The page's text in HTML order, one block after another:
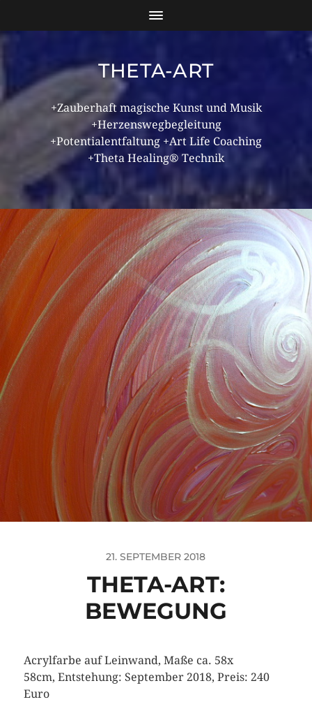
THETA-ART
+Zauberhaft magische Kunst und Musik
+Herzenswegbegleitung
+Potentialentfaltung +Art Life Coaching
+Theta Healing® Technik
21. SEPTEMBER 2018
THETA-ART:
BEWEGUNG
Acrylfarbe auf Leinwand, Maße ca. 58x
58cm, Entstehung: September 2018, Preis: 240
Euro